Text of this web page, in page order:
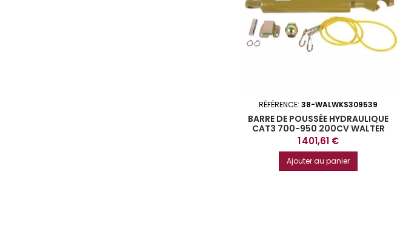
RÉFÉRENCE:38-WALWKS309539
BARRE DE POUSSÉE HYDRAULIQUE
CAT3 700-950 200CV WALTER
Prix
1 401,61 €
Ajouter au panier